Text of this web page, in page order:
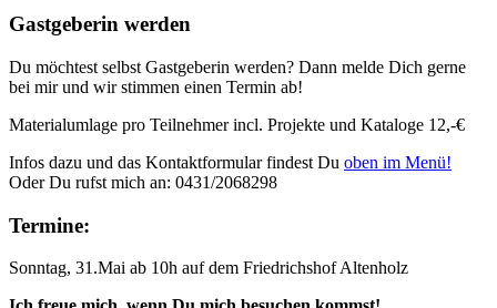
Gastgeberin werden
Du möchtest selbst Gastgeberin werden? Dann melde Dich gerne
bei mir und wir stimmen einen Termin ab!
Materialumlage pro Teilnehmer incl. Projekte und Kataloge 12,-€
Infos dazu und das Kontaktformular findest Du oben im Menü!
Oder Du rufst mich an: 0431/2068298
Termine:
Sonntag, 31.Mai ab 10h auf dem Friedrichshof Altenholz